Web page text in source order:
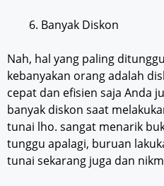
Banyak Diskon
Nah, hal yang paling
kebanyakan orang adalah
cepat dan efisien saja Anda
banyak diskon saat
tunai lho. sangat menarik
tunggu apalagi, buruan
tunai sekarang juga dan